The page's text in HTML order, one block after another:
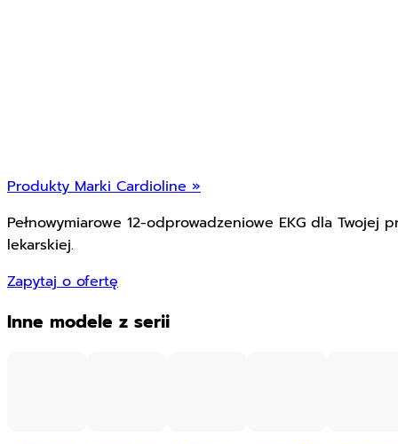
Produkty Marki Cardioline »
Pełnowymiarowe 12-odprowadzeniowe EKG dla Twojej
lekarskiej.
Zapytaj o ofertę
Inne modele z serii